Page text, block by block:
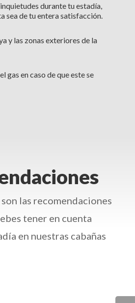
durante tu estadía,
sea de tu entera satisfacción.
y las zonas exteriores de la
gas en caso de que este se
las recomendaciones
tener en cuenta
en nuestras cabañas